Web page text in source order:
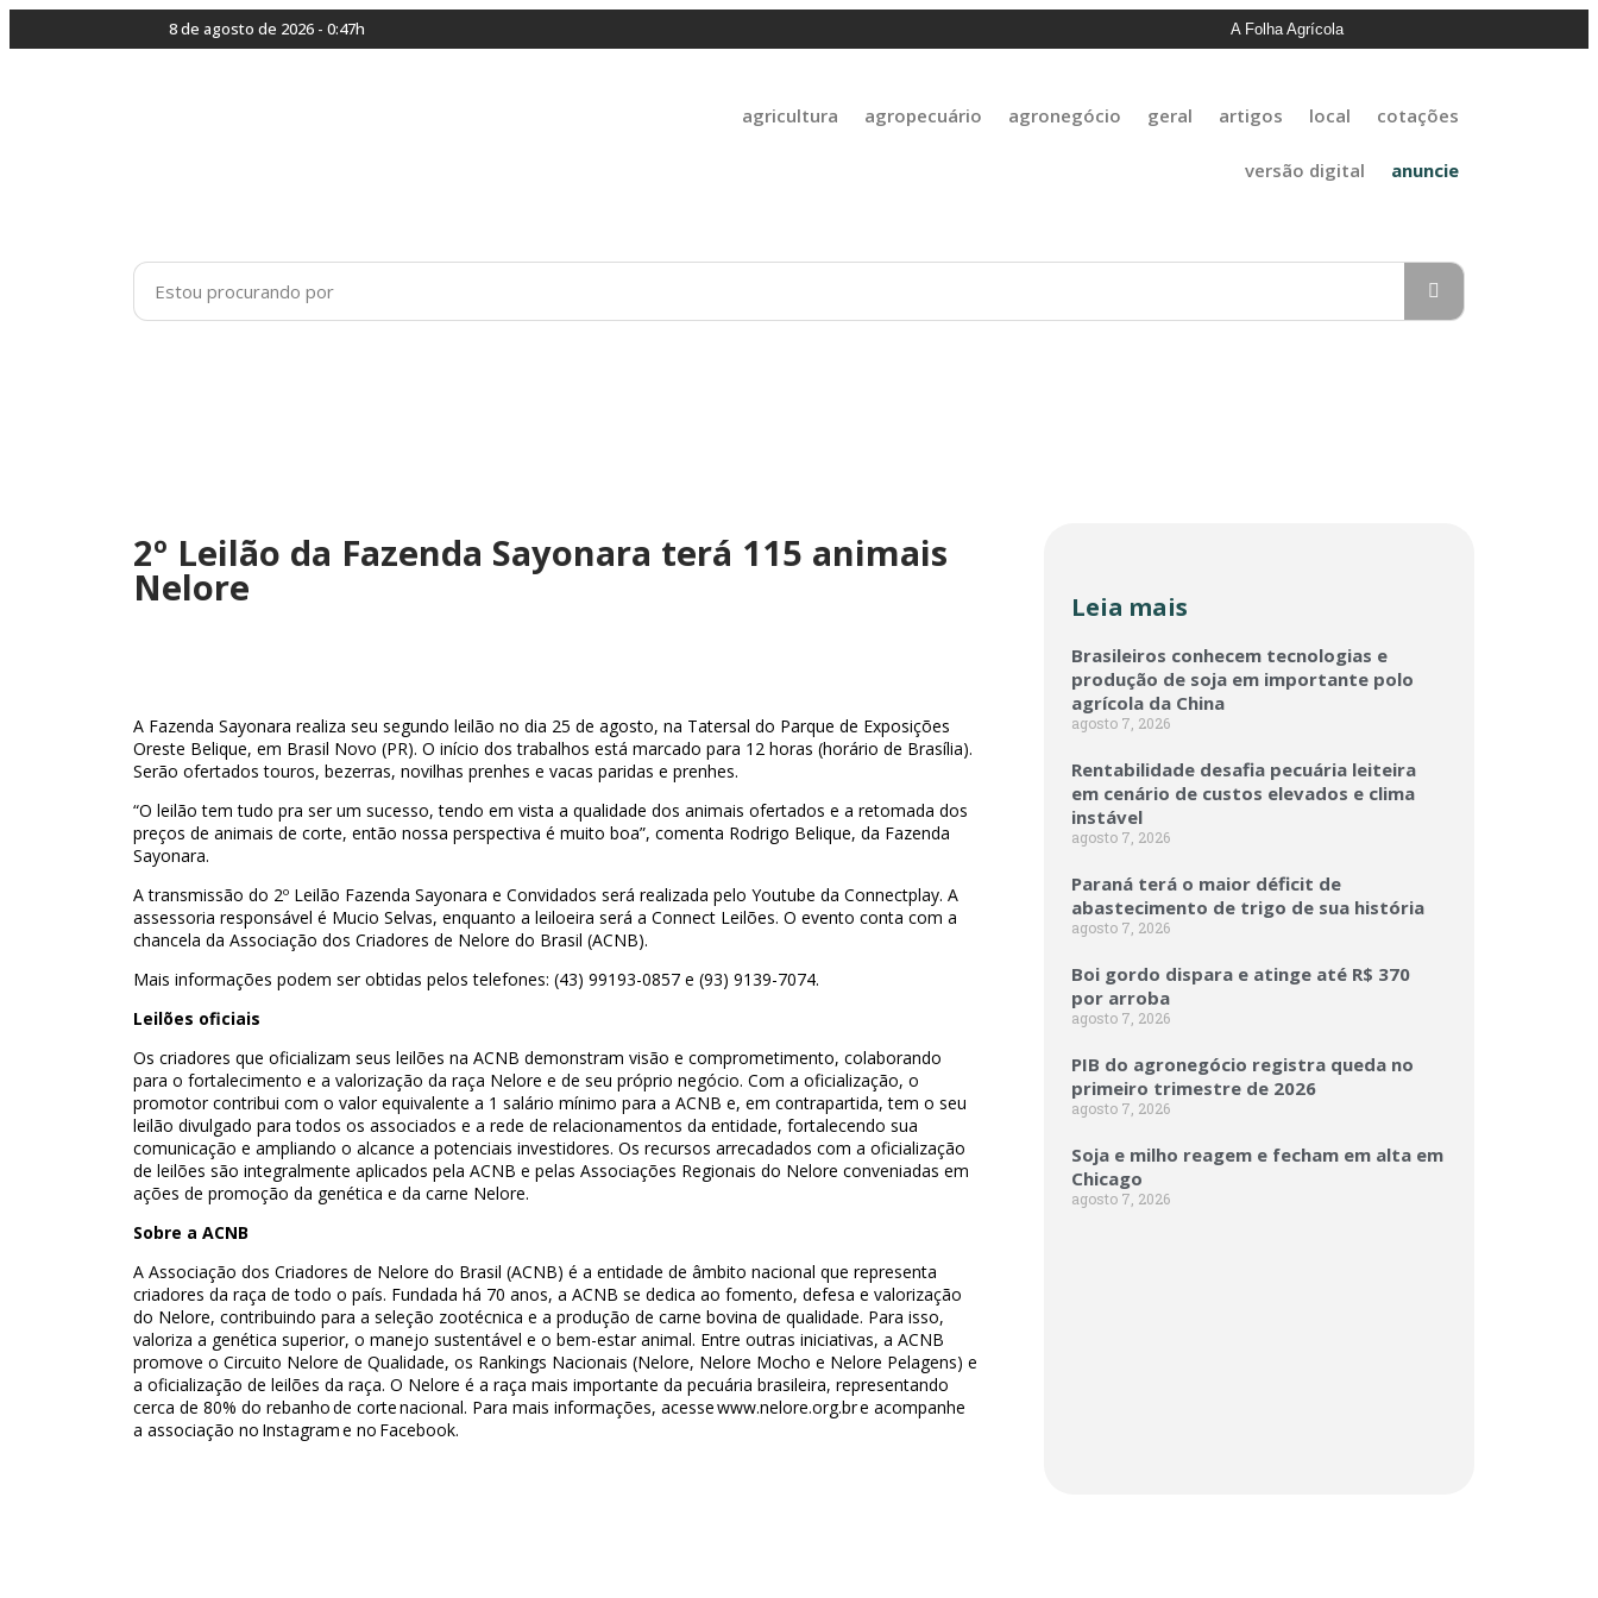
8 de agosto de 2026 - 0:47h A Folha Agrícola
agricultura agropecuário agronegócio geral artigos local cotações
versão digital anuncie
2º Leilão da Fazenda Sayonara terá 115 animais
Nelore
A Fazenda Sayonara realiza seu segundo leilão no dia 25 de agosto, na Tatersal do Parque de Exposições
Oreste Belique, em Brasil Novo (PR). O início dos trabalhos está marcado para 12 horas (horário de Brasília).
Serão ofertados touros, bezerras, novilhas prenhes e vacas paridas e prenhes.
“O leilão tem tudo pra ser um sucesso, tendo em vista a qualidade dos animais ofertados e a retomada dos
preços de animais de corte, então nossa perspectiva é muito boa”, comenta Rodrigo Belique, da Fazenda
Sayonara.
A transmissão do 2º Leilão Fazenda Sayonara e Convidados será realizada pelo Youtube da Connectplay. A
assessoria responsável é Mucio Selvas, enquanto a leiloeira será a Connect Leilões. O evento conta com a
chancela da Associação dos Criadores de Nelore do Brasil (ACNB).
Mais informações podem ser obtidas pelos telefones: (43) 99193-0857 e (93) 9139-7074.
Leilões oficiais
Os criadores que oficializam seus leilões na ACNB demonstram visão e comprometimento, colaborando
para o fortalecimento e a valorização da raça Nelore e de seu próprio negócio. Com a oficialização, o
promotor contribui com o valor equivalente a 1 salário mínimo para a ACNB e, em contrapartida, tem o seu
leilão divulgado para todos os associados e a rede de relacionamentos da entidade, fortalecendo sua
comunicação e ampliando o alcance a potenciais investidores. Os recursos arrecadados com a oficialização
de leilões são integralmente aplicados pela ACNB e pelas Associações Regionais do Nelore conveniadas em
ações de promoção da genética e da carne Nelore.
Sobre a ACNB
A Associação dos Criadores de Nelore do Brasil (ACNB) é a entidade de âmbito nacional que representa
criadores da raça de todo o país. Fundada há 70 anos, a ACNB se dedica ao fomento, defesa e valorização
do Nelore, contribuindo para a seleção zootécnica e a produção de carne bovina de qualidade. Para isso,
valoriza a genética superior, o manejo sustentável e o bem-estar animal. Entre outras iniciativas, a ACNB
promove o Circuito Nelore de Qualidade, os Rankings Nacionais (Nelore, Nelore Mocho e Nelore Pelagens) e
a oficialização de leilões da raça. O Nelore é a raça mais importante da pecuária brasileira, representando
cerca de 80% do rebanho de corte nacional. Para mais informações, acesse www.nelore.org.br e acompanhe
a associação no Instagram e no Facebook.
Leia mais
Brasileiros conhecem tecnologias e
produção de soja em importante polo
agrícola da China
agosto 7, 2026
Rentabilidade desafia pecuária leiteira
em cenário de custos elevados e clima
instável
agosto 7, 2026
Paraná terá o maior déficit de
abastecimento de trigo de sua história
agosto 7, 2026
Boi gordo dispara e atinge até R$ 370
por arroba
agosto 7, 2026
PIB do agronegócio registra queda no
primeiro trimestre de 2026
agosto 7, 2026
Soja e milho reagem e fecham em alta em
Chicago
agosto 7, 2026